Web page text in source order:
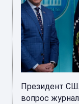
Президент
вопрос